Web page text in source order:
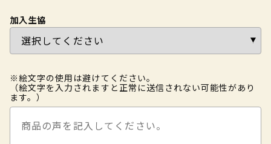
加入生協
※絵文字の使用は避けてください。
（絵文字を入力されますと正常に送信されない可能性があり
ます。）